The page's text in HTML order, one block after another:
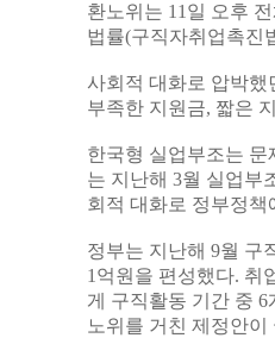
환노위는 11일 오후
법률(구직자취업촉진
사회적 대화로 압박했
부족한 지원금, 짧은
한국형 실업부조는
는 지난해 3월 실업부
회적 대화로 정부정
정부는 지난해 9월 구
1억원을 편성했다. 취
게 구직활동 기간 중
노위를 거친 제정안